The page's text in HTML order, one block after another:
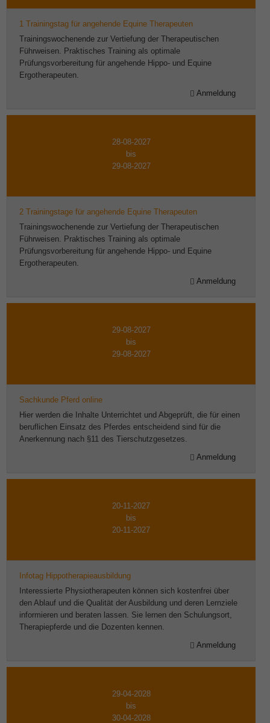
1 Trainingstag für angehende Equine Therapeuten
Trainingswochenende zur Vertiefung der Therapeutischen
Führweisen. Praktisches Training als optimale
Prüfungsvorbereitung für angehende Hippo- und Equine
Ergotherapeuten.
Anmeldung
28-08-2027
bis
29-08-2027
2 Trainingstage für angehende Equine Therapeuten
Trainingswochenende zur Vertiefung der Therapeutischen
Führweisen. Praktisches Training als optimale
Prüfungsvorbereitung für angehende Hippo- und Equine
Ergotherapeuten.
Anmeldung
29-08-2027
bis
29-08-2027
Sachkunde Pferd online
Hier werden die Inhalte Unterrichtet und Abgeprüft, die für einen
beruflichen Einsatz des Pferdes entscheidend sind für die
Anerkennung nach §11 des Tierschutzgesetzes.
Anmeldung
20-11-2027
bis
20-11-2027
Infotag Hippotherapieausbildung
Interessierte Physiotherapeuten können sich kostenfrei über
den Ablauf und die Qualität der Ausbildung und deren Lernziele
informieren und beraten lassen. Sie lernen den Schulungsort,
Therapiepferde und die Dozenten kennen.
Anmeldung
29-04-2028
bis
30-04-2028